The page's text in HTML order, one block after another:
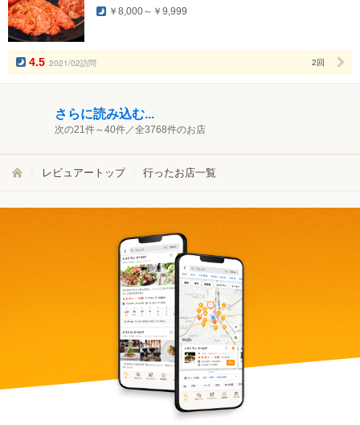
数
￥8,000～￥9,999
4.5 2021/02訪問 2回
さらに読み込む...
次の21件～40件／全3768件のお店
レビュアートップ 行ったお店一覧